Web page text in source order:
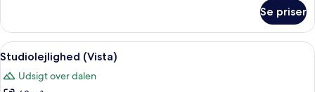
Peak
King
Se priser
Indlæs
alle
billeder
Et moderne hotelværelse med en
4
Studiolejlighed (Vista)
Udsigt over dalen